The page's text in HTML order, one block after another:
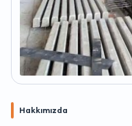
Hakkımızda